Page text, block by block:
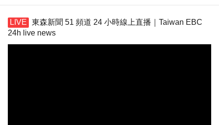
東森新聞 51 頻道 24 小時線上直播｜Taiwan EBC
24h live news